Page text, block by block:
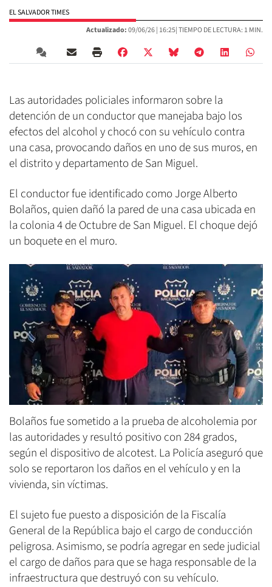
EL SALVADOR TIMES
Actualizado:09/06/26 | 16:25| TIEMPO DE LECTURA: 1 MIN.
Las autoridades policiales informaron sobre la
detención de un conductor que manejaba bajo los
efectos del alcohol y chocó con su vehículo contra
una casa, provocando daños en uno de sus muros, en
el distrito y departamento de San Miguel.
El conductor fue identificado como Jorge Alberto
Bolaños, quien dañó la pared de una casa ubicada en
la colonia 4 de Octubre de San Miguel. El choque dejó
un boquete en el muro.
Bolaños fue sometido a la prueba de alcoholemia por
las autoridades y resultó positivo con 284 grados,
según el dispositivo de alcotest. La Policía aseguró que
solo se reportaron los daños en el vehículo y en la
vivienda, sin víctimas.
El sujeto fue puesto a disposición de la Fiscalía
General de la República bajo el cargo de conducción
peligrosa. Asimismo, se podría agregar en sede judicial
el cargo de daños para que se haga responsable de la
infraestructura que destruyó con su vehículo.